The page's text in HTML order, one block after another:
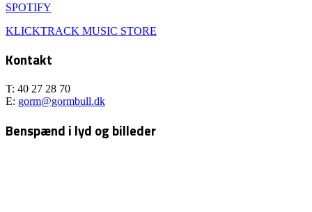
SPOTIFY
KLICKTRACK MUSIC STORE
Kontakt
T: 40 27 28 70
E: gorm@gormbull.dk
Benspænd i lyd og billeder